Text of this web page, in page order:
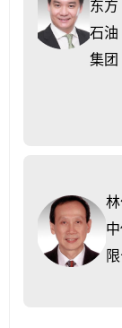
东方
石油
集团